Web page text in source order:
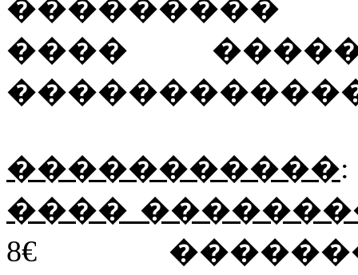
���������
����
�����������:
����
8€